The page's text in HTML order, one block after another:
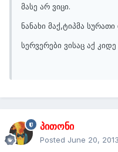
მასე არ ვიცი.
ნანახი მაქ,ტიპმა
სერვერები ვისაც აქ
პითონი
Posted June 20, 2013